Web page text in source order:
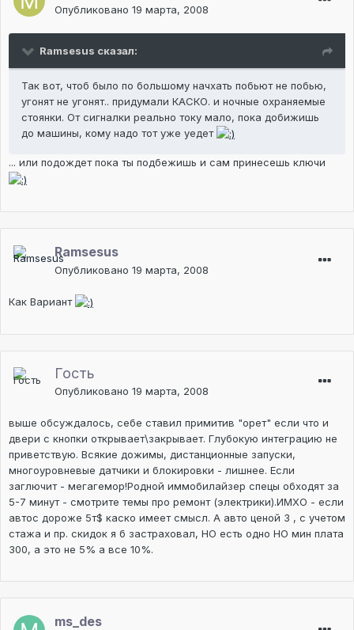
Опубликовано 19 марта, 2008
Ramsesus сказал:
Так вот, чтоб было по большому начхать побьют не побью,
угонят не угонят.. придумали КАСКО. и ночные охраняемые
стоянки. От сигналки реально току мало, пока добижишь
до машины, кому надо тот уже уедет
... или подождет пока ты подбежишь и сам принесешь ключи
Ramsesus
Опубликовано 19 марта, 2008
Как Вариант
Гость
Опубликовано 19 марта, 2008
выше обсуждалось, себе ставил примитив "орет" если что и
двери с кнопки открывает\закрывает. Глубокую интеграцию не
приветствую. Всякие дожимы, дистанционные запуски,
многоуровневые датчики и блокировки - лишнее. Если
заглючит - мегагемор!Родной иммобилайзер спецы обходят за
5-7 минут - смотрите темы про ремонт (электрики).ИМХО - если
автос дороже 5т$ каско имеет смысл. А авто ценой 3 , с учетом
стажа и пр. скидок я б застраховал, НО есть одно НО мин плата
300, а это не 5% а все 10%.
ms_des